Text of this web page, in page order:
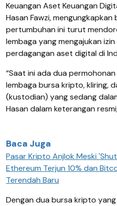
Keuangan Aset Keuangan
Hasan Fawzi,
pertumbuhan ini turut
lembaga yang mengajukan
perdagangan aset digital di
“Saat ini ada dua
lembaga bursa kripto, kliring,
(kustodian) yang sedang
Hasan dalam keterangan
Baca Juga
Pasar Kripto Anjlok Meski
Ethereum Terjun 10% dan
Terendah Baru
Dengan dua bursa kripto